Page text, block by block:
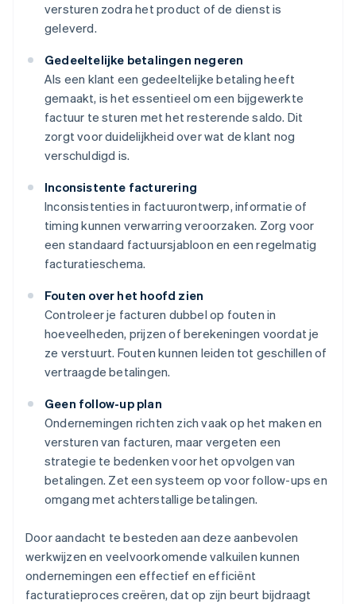
versturen zodra het product of de dienst is
geleverd.
Gedeeltelijke betalingen negeren
Als een klant een gedeeltelijke betaling heeft
gemaakt, is het essentieel om een bijgewerkte
factuur te sturen met het resterende saldo. Dit
zorgt voor duidelijkheid over wat de klant nog
verschuldigd is.
Inconsistente facturering
Inconsistenties in factuurontwerp, informatie of
timing kunnen verwarring veroorzaken. Zorg voor
een standaard factuursjabloon en een regelmatig
facturatieschema.
Fouten over het hoofd zien
Controleer je facturen dubbel op fouten in
hoeveelheden, prijzen of berekeningen voordat je
ze verstuurt. Fouten kunnen leiden tot geschillen of
vertraagde betalingen.
Geen follow-up plan
Ondernemingen richten zich vaak op het maken en
versturen van facturen, maar vergeten een
strategie te bedenken voor het opvolgen van
betalingen. Zet een systeem op voor follow-ups en
omgang met achterstallige betalingen.
Door aandacht te besteden aan deze aanbevolen
werkwijzen en veelvoorkomende valkuilen kunnen
ondernemingen een effectief en efficiënt
facturatieproces creëren, dat op zijn beurt bijdraagt